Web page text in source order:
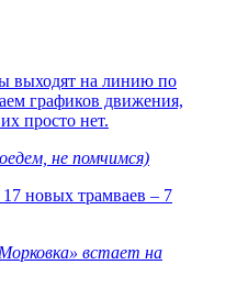
выходят на линию по
графиков движения,
просто нет.
не помчимся)
новых трамваев – 7
встает на